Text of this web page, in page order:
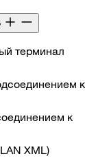
терминал
к
к
XML)